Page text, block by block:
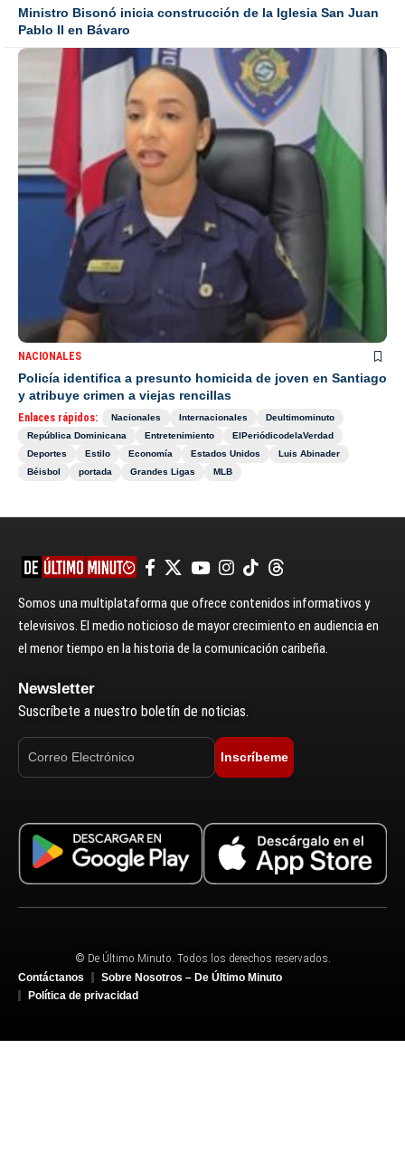
Ministro Bisonó inicia construcción de la Iglesia San Juan
Pablo II en Bávaro
NACIONALES
Policía identifica a presunto homicida de joven en Santiago
y atribuye crimen a viejas rencillas
Enlaces rápidos: Nacionales Internacionales
Deultimominuto
República Dominicana
Entretenimiento
ElPeriódicodelaVerdad
Deportes
Estilo Economía Estados Unidos
Luis Abinader
Béisbol
portada Grandes Ligas MLB
Somos una multiplataforma que ofrece contenidos informativos y
televisivos. El medio noticioso de mayor crecimiento en audiencia en
el menor tiempo en la historia de la comunicación caribeña.
Newsletter
Suscríbete a nuestro boletín de noticias.
Inscríbeme
© De Último Minuto. Todos los derechos reservados.
Contáctanos
Sobre Nosotros – De Último Minuto
Política de privacidad